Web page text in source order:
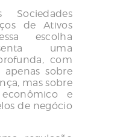
de Ativos
escolha
uma
com
sobre
mas sobre
e
de negócio